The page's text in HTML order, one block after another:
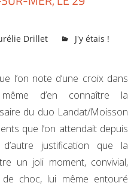
Drillet
J'y étais !
l’on note d’une croix dans
d’en connaître la
du duo Landat/Moisson
que l’on attendait depuis
justification que la
un joli moment, convivial,
choc, lui même entouré